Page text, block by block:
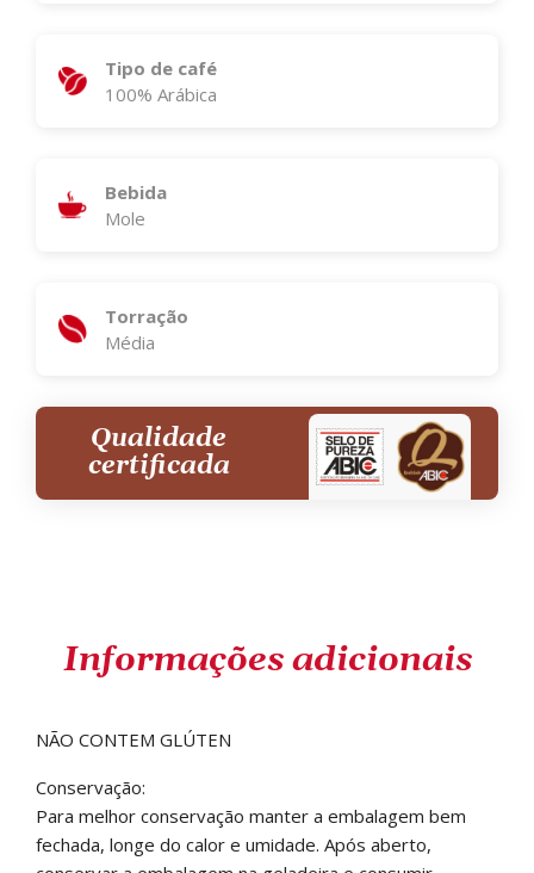
Tipo de café
100% Arábica
Bebida
Mole
Torração
Média
Qualidade
certificada
Informações adicionais
NÃO CONTEM GLÚTEN
Conservação:
Para melhor conservação manter a embalagem bem
fechada, longe do calor e umidade. Após aberto,